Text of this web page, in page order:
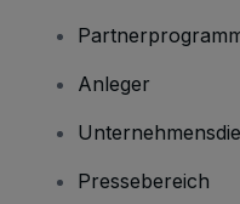
Anleger
Pressebereich